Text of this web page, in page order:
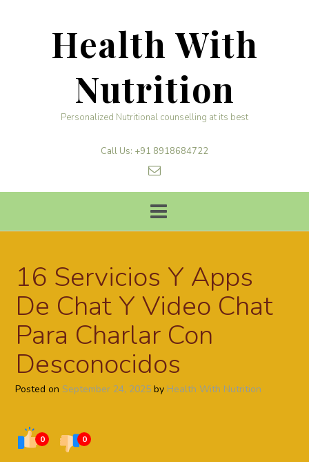
Health With
Nutrition
Personalized Nutritional counselling at its best
Call Us: +91 8918684722
16 Servicios Y Apps
De Chat Y Video Chat
Para Charlar Con
Desconocidos
Posted on September 24, 2025 by Health With Nutrition
0 0